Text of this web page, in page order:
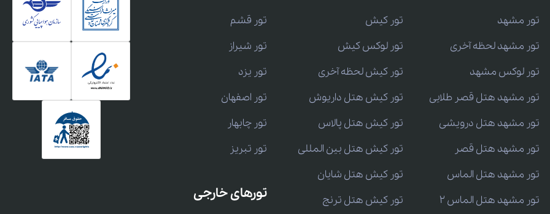
تور مشهد
تور مشهد لحظه آخری
تور لوکس مشهد
تور مشهد هتل قصر طلایی
تور مشهد هتل درویشی
تور مشهد هتل قصر
تور مشهد هتل الماس
تور مشهد هتل الماس 2
تور کیش
تور لوکس کیش
تور کیش لحظه آخری
تور کیش هتل داریوش
تور کیش هتل پالاس
تور کیش هتل بین المللی
تور کیش هتل شایان
تور کیش هتل ترنج
تور قشم
تور شیراز
تور یزد
تور اصفهان
تور چابهار
تور تبریز
تورهای خارجی